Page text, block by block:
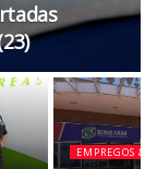
EMPREGOS &